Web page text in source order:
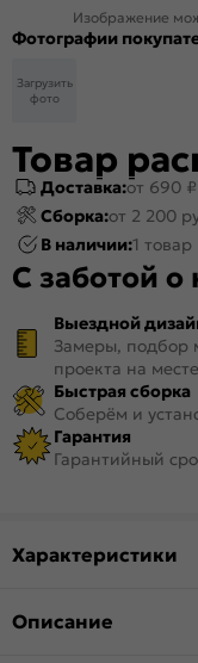
Изображение
Фотографии
Загрузить
фото
Товар
Доставка:от 690 ₽
Сборка:от 2 200
В наличии:1 товар
С заботой о
Выездной
Замеры, подбор
проекта на месте
Быстрая сборка
Соберём и
Гарантия
Гарантийный
Характеристики
Описание